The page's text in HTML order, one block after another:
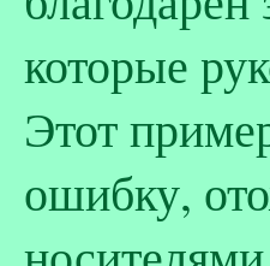
которые
Этот
ошибку,